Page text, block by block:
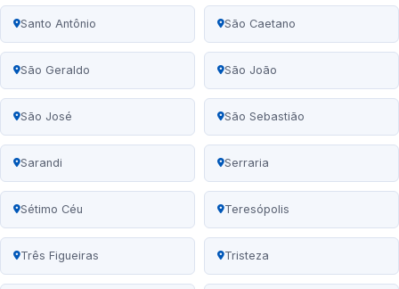
Santo Antônio São Caetano
São Geraldo São João
São José São Sebastião
Sarandi Serraria
Sétimo Céu Teresópolis
Três Figueiras Tristeza